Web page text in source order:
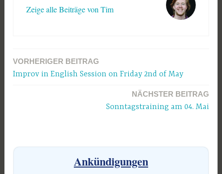
Zeige alle Beiträge von Tim
Beitragsnavigation
VORHERIGER BEITRAG
Improv in English Session on Friday 2nd of May
NÄCHSTER BEITRAG
Sonntagstraining am 04. Mai
Ankündigungen